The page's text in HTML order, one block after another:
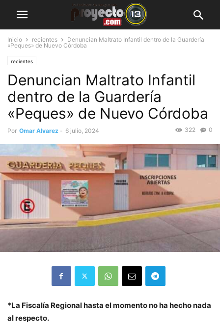
Inicio recientes
Denuncian Maltrato Infantil dentro de la Guardería
«Peques» de Nuevo Córdoba
recientes
Denuncian Maltrato Infantil
dentro de la Guardería
«Peques» de Nuevo Córdoba
Por Omar Alvarez - 6 julio, 2024 0
322
*La Fiscalía Regional hasta el momento no ha hecho nada
al respecto.